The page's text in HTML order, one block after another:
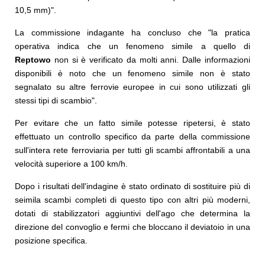
10,5 mm)".
La commissione indagante ha concluso che "la pratica
operativa indica che un fenomeno simile a quello di
Reptowo non si è verificato da molti anni. Dalle informazioni
disponibili è noto che un fenomeno simile non è stato
segnalato su altre ferrovie europee in cui sono utilizzati gli
stessi tipi di scambio".
Per evitare che un fatto simile potesse ripetersi, è stato
effettuato un controllo specifico da parte della commissione
sull'intera rete ferroviaria per tutti gli scambi affrontabili a una
velocità superiore a 100 km/h.
Dopo i risultati dell'indagine è stato ordinato di sostituire più di
seimila scambi completi di questo tipo con altri più moderni,
dotati di stabilizzatori aggiuntivi dell'ago che determina la
direzione del convoglio e fermi che bloccano il deviatoio in una
posizione specifica.